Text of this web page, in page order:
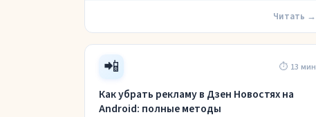
Читать →
📲 ⏱ 13 мин
Как убрать рекламу в Дзен Новостях на
Android: полные методы